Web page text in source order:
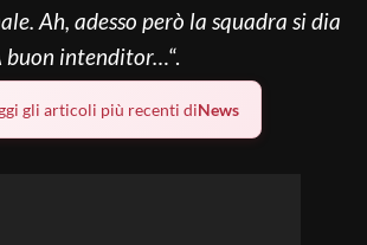
Ah, adesso però la squadra si dia
buon intenditor…“.
gli articoli più recenti diNews